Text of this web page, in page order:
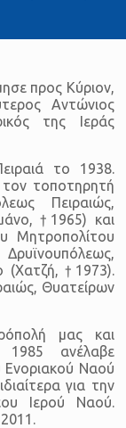
προς Κύριον,
Αντώνιος
της Ιεράς
το 1938.
τοποτηρητή
Πειραιώς,
†1965) και
Μητροπολίτου
(Χατζή, †1973).
Θυατείρων
μας και
1985 ανέλαβε
Ενοριακού Ναού
για την
Ιερού Ναού.